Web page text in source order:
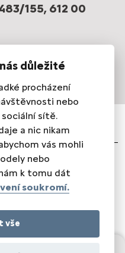
155, 612 00
údajů
štítky pneumatik
důležité
procházení
nebo
sociální sítě.
a nic nikam
vás mohli
nebo
k tomu dát
soukromí.
vše